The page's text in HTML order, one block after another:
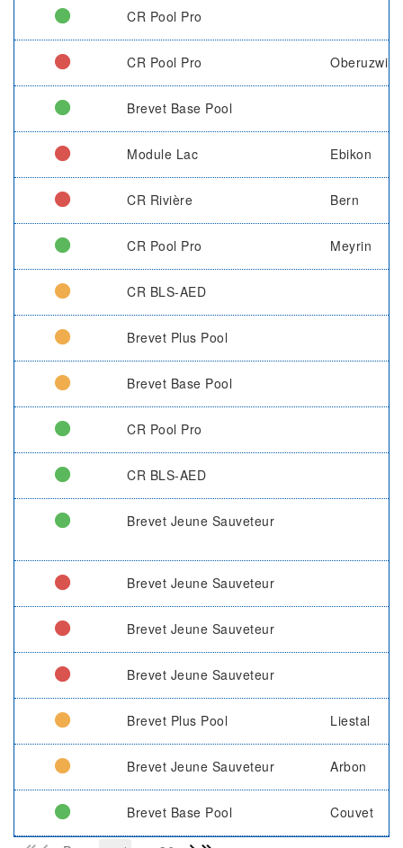
CR Pool Pro
CR Pool Pro Oberuzwil
Brevet Base Pool
Module Lac Ebikon
CR Rivière Bern
CR Pool Pro Meyrin
CR BLS-AED
Brevet Plus Pool
Brevet Base Pool
CR Pool Pro
CR BLS-AED
Brevet Jeune Sauveteur
Brevet Jeune Sauveteur
Brevet Jeune Sauveteur
Brevet Jeune Sauveteur
Brevet Plus Pool Liestal
Brevet Jeune Sauveteur Arbon
Brevet Base Pool Couvet